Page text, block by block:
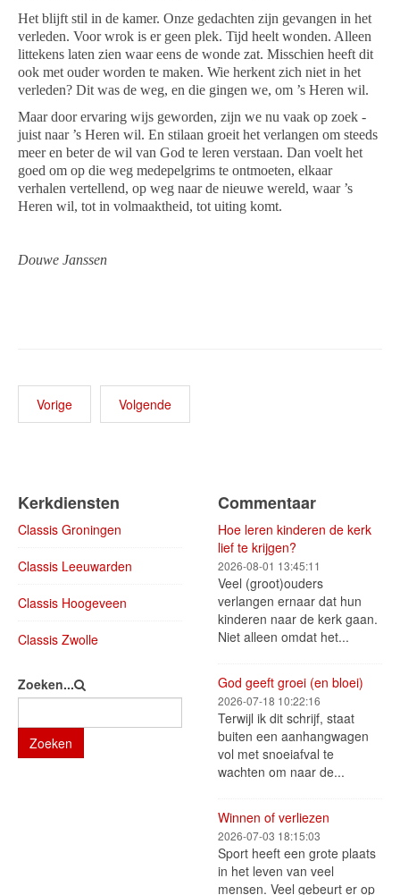
Het blijft stil in de kamer. Onze gedachten zijn gevangen in het
verleden. Voor wrok is er geen plek. Tijd heelt wonden. Alleen
littekens laten zien waar eens de wonde zat. Misschien heeft dit
ook met ouder worden te maken. Wie herkent zich niet in het
verleden? Dit was de weg, en die gingen we, om ’s Heren wil.
Maar door ervaring wijs geworden, zijn we nu vaak op zoek -
juist naar ’s Heren wil. En stilaan groeit het verlangen om steeds
meer en beter de wil van God te leren verstaan. Dan voelt het
goed om op die weg medepelgrims te ontmoeten, elkaar
verhalen vertellend, op weg naar de nieuwe wereld, waar ’s
Heren wil, tot in volmaaktheid, tot uiting komt.
Douwe Janssen
Vorige Volgende
Kerkdiensten
Classis Groningen
Classis Leeuwarden
Classis Hoogeveen
Classis Zwolle
Zoeken...
Zoeken
Commentaar
Hoe leren kinderen de kerk
lief te krijgen?
2026-08-01 13:45:11
Veel (groot)ouders
verlangen ernaar dat hun
kinderen naar de kerk gaan.
Niet alleen omdat het...
God geeft groei (en bloei)
2026-07-18 10:22:16
Terwijl ik dit schrijf, staat
buiten een aanhangwagen
vol met snoeiafval te
wachten om naar de...
Winnen of verliezen
2026-07-03 18:15:03
Sport heeft een grote plaats
in het leven van veel
mensen. Veel gebeurt er op